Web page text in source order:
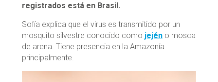
registrados está en Brasil.
Sofía explica que el virus es transmitido por un
mosquito silvestre conocido como jejéno mosca
de arena. Tiene presencia en la Amazonía
principalmente.